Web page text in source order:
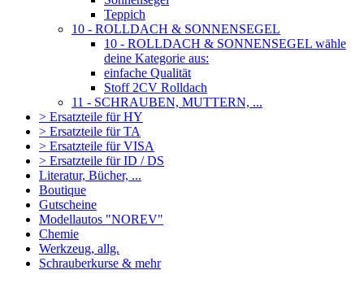
Teppich
10 - ROLLDACH & SONNENSEGEL
10 - ROLLDACH & SONNENSEGEL wähle
deine Kategorie aus:
einfache Qualität
Stoff 2CV Rolldach
11 - SCHRAUBEN, MUTTERN, ...
> Ersatzteile für HY
> Ersatzteile für TA
> Ersatzteile für VISA
> Ersatzteile für ID / DS
Literatur, Bücher, ...
Boutique
Gutscheine
Modellautos "NOREV"
Chemie
Werkzeug, allg.
Schrauberkurse & mehr